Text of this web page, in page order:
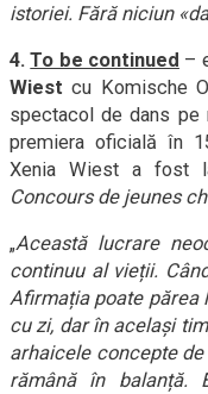
istoriei. Fără niciun
4.To be continued –
Wiest cu Komische
spectacol de dans pe
premiera oficială în
Xenia Wiest a fost
Concours de jeunes
„Această lucrare
continuu al vieții.
Afirmația poate părea
cu zi, dar în același
arhaicele concepte
rămână în balanță.